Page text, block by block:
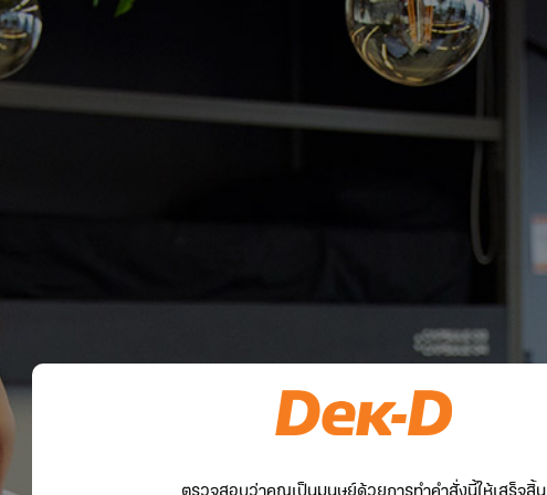
ตรวจสอบว่าคุณเป็นมนุษย์ด้วยการทำคำสั่งนี้ให้เสร็จสิ้น